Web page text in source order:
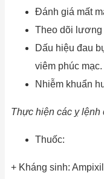
Đánh giá mất
Theo dõi lương
Dấu hiệu đau
viêm phúc mạc.
Nhiễm khuẩn
Thực hiện các ỵ lệnh
Thuốc:
+ Kháng sinh: